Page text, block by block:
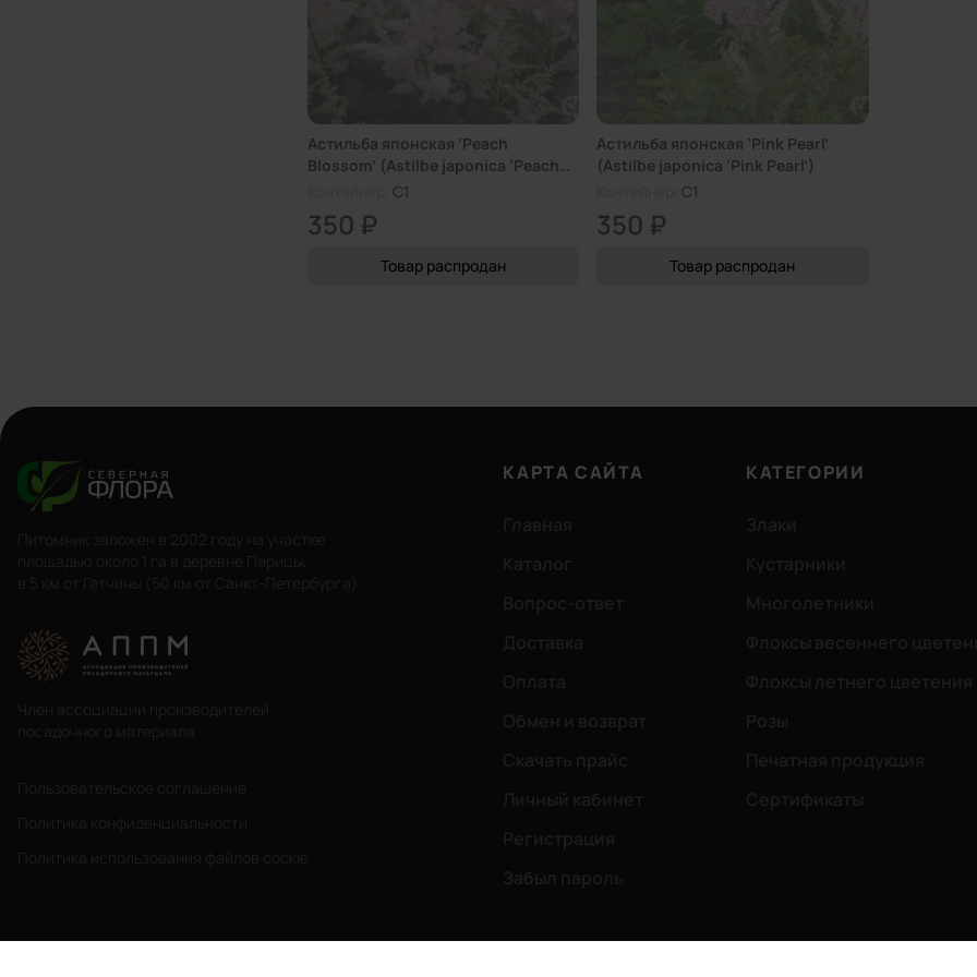
Астильба японская ‘Peach
Blossom’ (Astilbe japonica ‘Peach
C1
350 ₽
Товар распродан
Астильба японская ‘Pink Pearl’
(Astilbe japonica ‘Pink Pearl’)
C1
350 ₽
Товар распродан
КАРТА САЙТА КАТЕГОРИИ